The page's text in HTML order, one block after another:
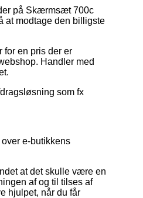
på Skærmsæt 700c
at modtage den billigste
for en pris der er
Handler med
som fx
e-butikkens
at det skulle være en
af og til tilses af
hjulpet, når du får